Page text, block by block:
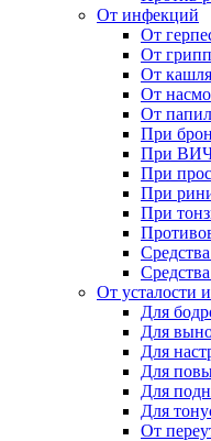
От инфекций
От
От
От кашля
От
От
При
При
При
При
При
От усталости
Для
Для
Для
Для
Для
Для
От